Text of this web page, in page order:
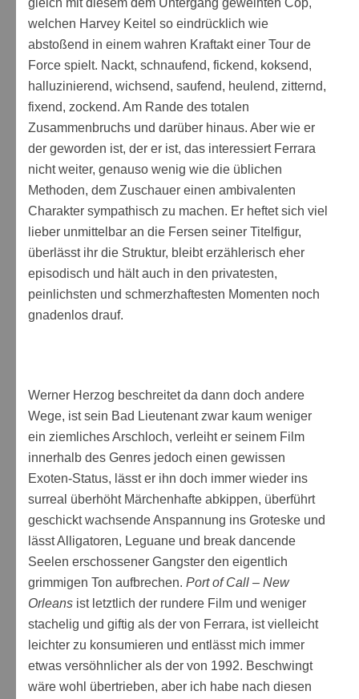
welchen Harvey Keitel so eindrücklich wie
abstoßend in einem wahren Kraftakt einer Tour de
Force spielt. Nackt, schnaufend, fickend, koksend,
halluzinierend, wichsend, saufend, heulend, zitternd,
fixend, zockend. Am Rande des totalen
Zusammenbruchs und darüber hinaus. Aber wie er
der geworden ist, der er ist, das interessiert Ferrara
nicht weiter, genauso wenig wie die üblichen
Methoden, dem Zuschauer einen ambivalenten
Charakter sympathisch zu machen. Er heftet sich viel
lieber unmittelbar an die Fersen seiner Titelfigur,
überlässt ihr die Struktur, bleibt erzählerisch eher
episodisch und hält auch in den privatesten,
peinlichsten und schmerzhaftesten Momenten noch
gnadenlos drauf.
Werner Herzog beschreitet da dann doch andere
Wege, ist sein Bad Lieutenant zwar kaum weniger
ein ziemliches Arschloch, verleiht er seinem Film
innerhalb des Genres jedoch einen gewissen
Exoten-Status, lässt er ihn doch immer wieder ins
surreal überhöht Märchenhafte abkippen, überführt
geschickt wachsende Anspannung ins Groteske und
lässt Alligatoren, Leguane und break dancende
Seelen erschossener Gangster den eigentlich
grimmigen Ton aufbrechen. Port of Call – New
Orleans ist letztlich der rundere Film und weniger
stachelig und giftig als der von Ferrara, ist vielleicht
leichter zu konsumieren und entlässt mich immer
etwas versöhnlicher als der von 1992. Beschwingt
wäre wohl übertrieben, aber ich habe nach diesen